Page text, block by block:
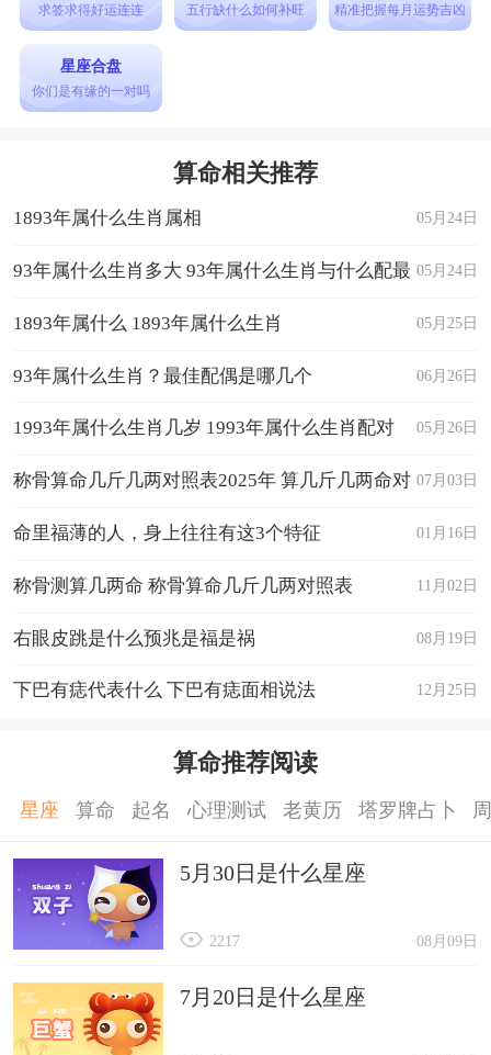
运气，事业上的进展会给予他们一些积极的信号。
感情生活可能会有一些波动，需要保持理性和冷静
处理。建议多参加社交活动，扩展人脉。
6月份可能是一个家庭关系和人际关系较为紧
张的月份，需要多沟通和理解对方。在工作上要保
持专注和耐心，不要受到外界因素的干扰。财运方
7月份
在7月份，属猴人可能会面临一些意外的挑战
保持良好的生活习惯，避免过度压力和焦虑。
8月份
月份，建议属猴人多参加一些放松身心的活动。财
运方面可能会有一些起伏，需要稳健理财和避免冒
9月份
在9月份，属猴人可能会迎来一些好的机会和
好运气，需要抓住机会，勇敢前行。工作上可能会
有一些新的突破和进展，需要保持积极和乐观的心
度劳累和压力过大。
10月份
求签求得好运连连 五行缺什么如何补旺 精准把握每月运势吉凶
星座合盘
你们是有缘的一对吗
算命相关推荐
05月24日
1893年属什么生肖属相
05月24日
93年属什么生肖多大 93年属什么生肖与什么配最
好 05月25日
1893年属什么 1893年属什么生肖
06月26日
93年属什么生肖？最佳配偶是哪几个
05月26日
1993年属什么生肖几岁 1993年属什么生肖配对
07月03日
称骨算命几斤几两对照表2025年 算几斤几两命对
照表 01月16日
命里福薄的人，身上往往有这3个特征
11月02日
称骨测算几两命 称骨算命几斤几两对照表
08月19日
右眼皮跳是什么预兆是福是祸
12月25日
下巴有痣代表什么 下巴有痣面相说法
算命推荐阅读
星座 算命 起名 心理测试 老黄历 塔罗牌占卜
5月30日是什么星座
08月09日
2217
7月20日是什么星座